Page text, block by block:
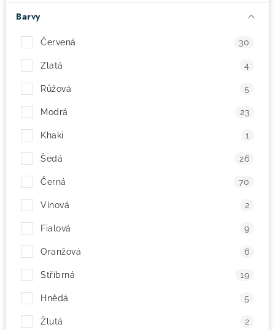
! Akce ! Obchodní podmínky
Moje objednávka
Barvy
Červená 30
Zlatá 4
Růžová 5
Modrá 23
Khaki 1
Šedá 26
Černá 70
Vínová 2
Fialová 9
Oranžová 6
Stříbrná 19
Hnědá 5
Žlutá 2